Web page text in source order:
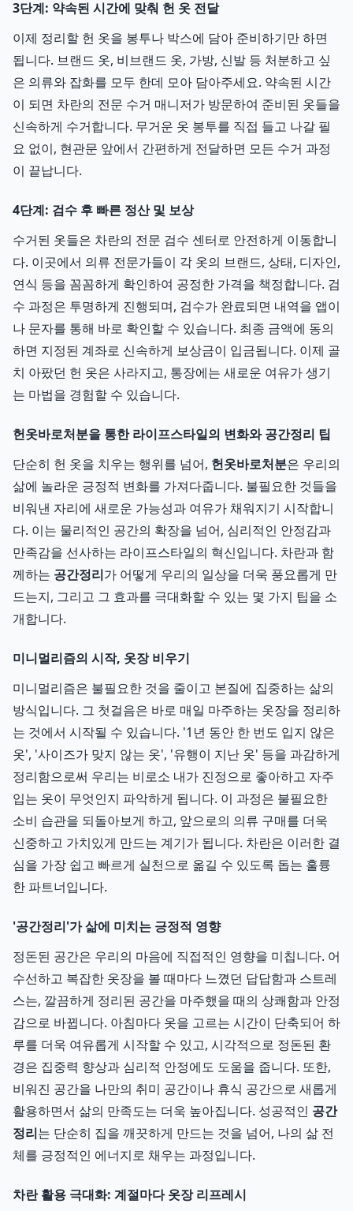
3단계: 약속된 시간에 맞춰 헌 옷 전달
이제 정리할 헌 옷을 봉투나 박스에 담아 준비하기만 하면
됩니다. 브랜드 옷, 비브랜드 옷, 가방, 신발 등 처분하고 싶
은 의류와 잡화를 모두 한데 모아 담아주세요. 약속된 시간
이 되면 차란의 전문 수거 매니저가 방문하여 준비된 옷들을
신속하게 수거합니다. 무거운 옷 봉투를 직접 들고 나갈 필
요 없이, 현관문 앞에서 간편하게 전달하면 모든 수거 과정
이 끝납니다.
4단계: 검수 후 빠른 정산 및 보상
수거된 옷들은 차란의 전문 검수 센터로 안전하게 이동합니
다. 이곳에서 의류 전문가들이 각 옷의 브랜드, 상태, 디자인,
연식 등을 꼼꼼하게 확인하여 공정한 가격을 책정합니다. 검
수 과정은 투명하게 진행되며, 검수가 완료되면 내역을 앱이
나 문자를 통해 바로 확인할 수 있습니다. 최종 금액에 동의
하면 지정된 계좌로 신속하게 보상금이 입금됩니다. 이제 골
치 아팠던 헌 옷은 사라지고, 통장에는 새로운 여유가 생기
는 마법을 경험할 수 있습니다.
헌옷바로처분을 통한 라이프스타일의 변화와 공간정리 팁
단순히 헌 옷을 치우는 행위를 넘어, 헌옷바로처분은 우리의
삶에 놀라운 긍정적 변화를 가져다줍니다. 불필요한 것들을
비워낸 자리에 새로운 가능성과 여유가 채워지기 시작합니
다. 이는 물리적인 공간의 확장을 넘어, 심리적인 안정감과
만족감을 선사하는 라이프스타일의 혁신입니다. 차란과 함
께하는 공간정리가 어떻게 우리의 일상을 더욱 풍요롭게 만
드는지, 그리고 그 효과를 극대화할 수 있는 몇 가지 팁을 소
개합니다.
미니멀리즘의 시작, 옷장 비우기
미니멀리즘은 불필요한 것을 줄이고 본질에 집중하는 삶의
방식입니다. 그 첫걸음은 바로 매일 마주하는 옷장을 정리하
는 것에서 시작될 수 있습니다. '1년 동안 한 번도 입지 않은
옷', '사이즈가 맞지 않는 옷', '유행이 지난 옷' 등을 과감하게
정리함으로써 우리는 비로소 내가 진정으로 좋아하고 자주
입는 옷이 무엇인지 파악하게 됩니다. 이 과정은 불필요한
소비 습관을 되돌아보게 하고, 앞으로의 의류 구매를 더욱
신중하고 가치있게 만드는 계기가 됩니다. 차란은 이러한 결
심을 가장 쉽고 빠르게 실천으로 옮길 수 있도록 돕는 훌륭
한 파트너입니다.
'공간정리'가 삶에 미치는 긍정적 영향
정돈된 공간은 우리의 마음에 직접적인 영향을 미칩니다. 어
수선하고 복잡한 옷장을 볼 때마다 느꼈던 답답함과 스트레
스는, 깔끔하게 정리된 공간을 마주했을 때의 상쾌함과 안정
감으로 바뀝니다. 아침마다 옷을 고르는 시간이 단축되어 하
루를 더욱 여유롭게 시작할 수 있고, 시각적으로 정돈된 환
경은 집중력 향상과 심리적 안정에도 도움을 줍니다. 또한,
비워진 공간을 나만의 취미 공간이나 휴식 공간으로 새롭게
활용하면서 삶의 만족도는 더욱 높아집니다. 성공적인 공간
정리는 단순히 집을 깨끗하게 만드는 것을 넘어, 나의 삶 전
체를 긍정적인 에너지로 채우는 과정입니다.
차란 활용 극대화: 계절마다 옷장 리프레시